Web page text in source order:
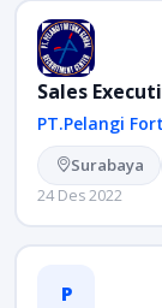
Sales
PT.Pelangi
Surabaya
24 Des 2022
P